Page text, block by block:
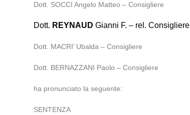
Dott. SOCCI Angelo Matteo – Consigliere
Dott. REYNAUD Gianni F. – rel. Consigliere
Dott. MACRI’ Ubalda – Consigliere
Dott. BERNAZZANI Paolo – Consigliere
ha pronunciato la seguente:
SENTENZA